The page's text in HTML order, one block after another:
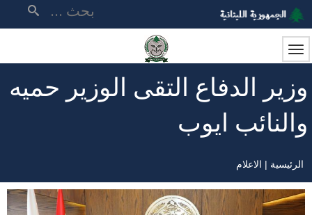
تجاوز
إلى
المحتوى
الرئيسي
وزير الدفاع التقى الوزير حميه
والنائب ايوب
مسار
التنقل
الرئيسية الاعلام